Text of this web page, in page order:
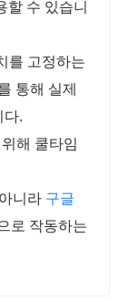
할 수 있습니
를 고정하는
통해 실제
.
해 쿨타임
니라 구글
로 작동하는